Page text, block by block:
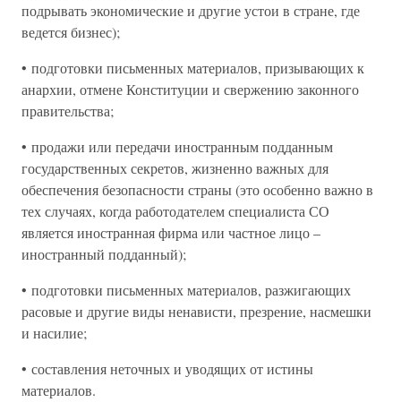
подрывать экономические и другие устои в стране, где
ведется бизнес);
• подготовки письменных материалов, призывающих к
анархии, отмене Конституции и свержению законного
правительства;
• продажи или передачи иностранным подданным
государственных секретов, жизненно важных для
обеспечения безопасности страны (это особенно важно в
тех случаях, когда работодателем специалиста СО
является иностранная фирма или частное лицо –
иностранный подданный);
• подготовки письменных материалов, разжигающих
расовые и другие виды ненависти, презрение, насмешки
и насилие;
• составления неточных и уводящих от истины
материалов.